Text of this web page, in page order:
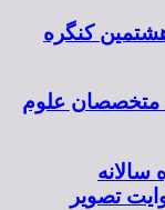
کنگره
متخصصان علوم
سالانه
تصویر